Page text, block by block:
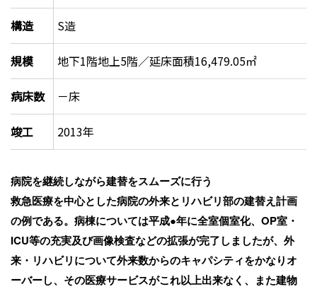
構造 S造
規模 地下1階地上5階／延床面積16,479.05㎡
病床数 －床
竣工 2013年
病院を継続しながら建替をスムーズに行う
救急医療を中心とした病院の外来とリハビリ部の建替え計画
の例である。病棟については平成●年に全室個室化、OP室・
ICU等の充実及び画像検査などの拡張が完了しましたが、外
来・リハビリについて外来数からのキャパシティをかなりオ
ーバーし、その医療サービスがこれ以上出来なく、また建物